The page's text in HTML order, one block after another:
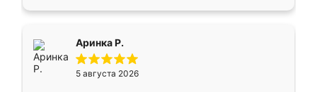
Аринка Р.
5 августа 2026